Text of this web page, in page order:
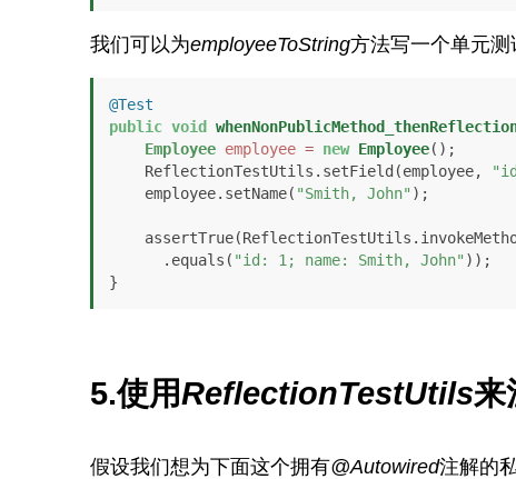
我们可以为employeeToString方法写一个单元
@Test
public void
Employee employee = new Employee();
    ReflectionTestUtils.setField(employee,
    employee.setName(
"Smith, John" );
      .equals(
"id: 1; name: Smith, John" ));
}
5.使用ReflectionTestUtils来
假设我们想为下面这个拥有@Autowired注解的